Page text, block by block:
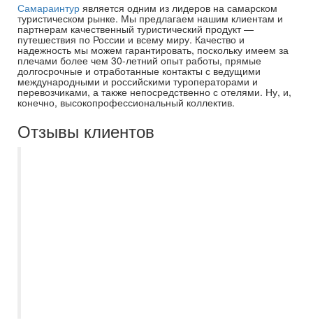
Самараинтур является одним из лидеров на самарском
туристическом рынке. Мы предлагаем нашим клиентам и
партнерам качественный туристический продукт —
путешествия по России и всему миру. Качество и
надежность мы можем гарантировать, поскольку имеем за
плечами более чем 30-летний опыт работы, прямые
долгосрочные и отработанные контакты с ведущими
международными и российскими туроператорами и
перевозчиками, а также непосредственно с отелями. Ну, и,
конечно, высокопрофессиональный коллектив.
Отзывы клиентов